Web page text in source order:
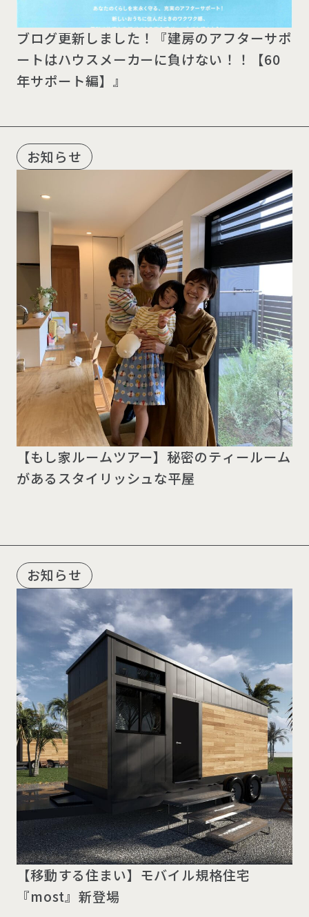
ブログ更新しました！『建房のアフターサポ
ートはハウスメーカーに負けない！！【60
年サポート編】』
お知らせ
【もし家ルームツアー】秘密のティールーム
があるスタイリッシュな平屋
お知らせ
【移動する住まい】モバイル規格住宅
『most』新登場